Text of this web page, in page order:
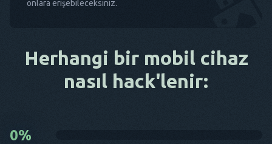
onlara erişebileceksiniz.
Herhangi bir mobil cihaz
nasıl hack'lenir:
0%